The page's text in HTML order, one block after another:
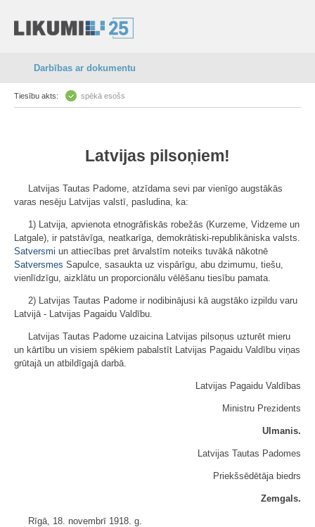
Darbības ar dokumentu
Tiesību akts: spēkā esošs
Latvijas pilsoņiem!
Latvijas Tautas Padome, atzīdama sevi par vienīgo augstākās
varas nesēju Latvijas valstī, pasludina, ka:
1) Latvija, apvienota etnogrāfiskās robežās (Kurzeme, Vidzeme un
Latgale), ir patstāvīga, neatkarīga, demokrātiski-republikāniska valsts.
Satversmi un attiecības pret ārvalstīm noteiks tuvākā nākotnē
Satversmes Sapulce, sasaukta uz vispārīgu, abu dzimumu, tiešu,
vienlīdzīgu, aizklātu un proporcionālu vēlēšanu tiesību pamata.
2) Latvijas Tautas Padome ir nodibinājusi kā augstāko izpildu varu
Latvijā - Latvijas Pagaidu Valdību.
Latvijas Tautas Padome uzaicina Latvijas pilsoņus uzturēt mieru
un kārtību un visiem spēkiem pabalstīt Latvijas Pagaidu Valdību viņas
grūtajā un atbildīgajā darbā.
Latvijas Pagaidu Valdības
Ministru Prezidents
Ulmanis.
Latvijas Tautas Padomes
Priekšsēdētāja biedrs
Zemgals.
Rīgā, 18. novembrī 1918. g.